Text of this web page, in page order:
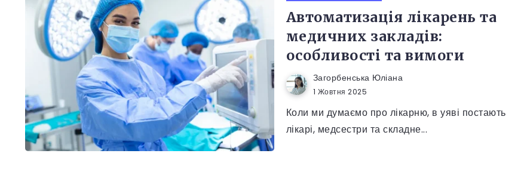
Автоматизація лікарень та
медичних закладів:
особливості та вимоги
Загорбенська Юліана
1 Жовтня 2025
Коли ми думаємо про лікарню, в уяві постають
лікарі, медсестри та складне...